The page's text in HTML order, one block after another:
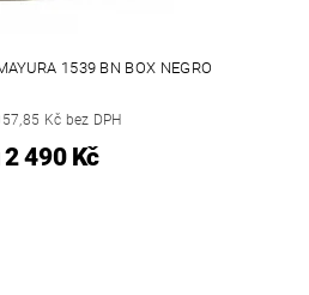
1539 BN BOX NEGRO
Kč bez DPH
2 490 Kč